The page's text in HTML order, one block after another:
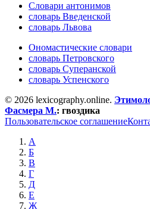
Словари антонимов
словарь Введенской
словарь Львова
Ономастические словари
словарь Петровского
словарь Суперанской
словарь Успенского
© 2026 lexicography.online.
Фасмера М.: гвоздика
Пользовательское соглашение
А
Б
В
Г
Д
Е
Ж